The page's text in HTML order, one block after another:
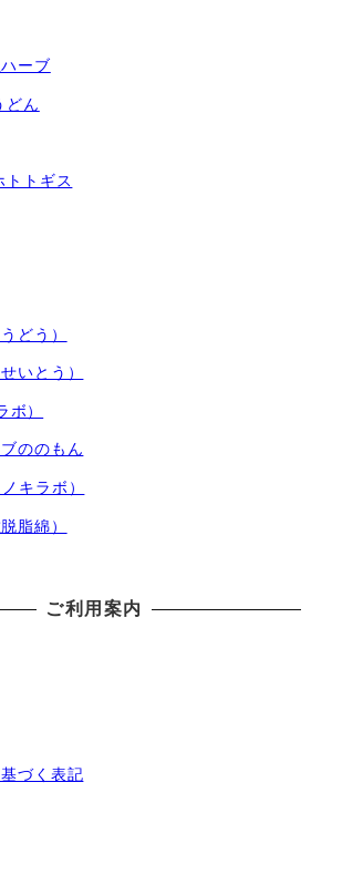
ーブ
どん
トトギス
どう）
いとう）
）
ののもん
キラボ）
脂綿）
ご利用案内
づく表記